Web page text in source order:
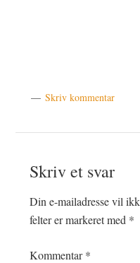
Skriv kommentar
Skriv et svar
Din e-mailadresse vil
felter er markeret med *
Kommentar*